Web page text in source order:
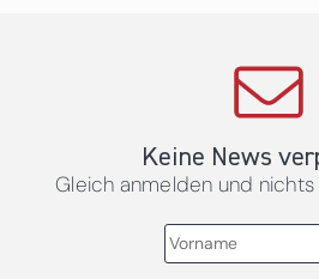
Keine News
Gleich anmelden und